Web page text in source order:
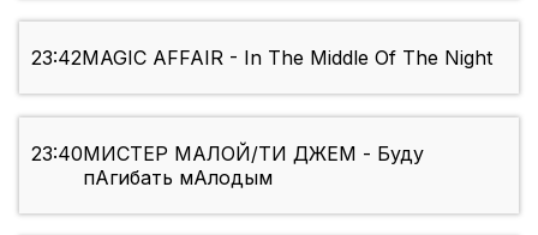
23:42MAGIC AFFAIR - In The Middle Of The Night
23:40МИСТЕР МАЛОЙ/ТИ ДЖЕМ - Буду
пАгибать мАлодым